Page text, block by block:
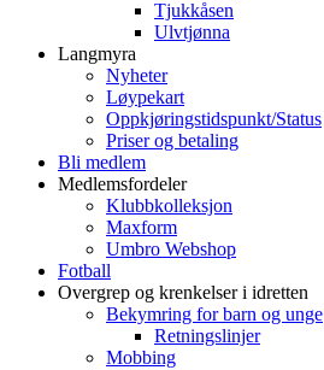
Tjukkåsen
Ulvtjønna
Langmyra
Nyheter
Løypekart
Oppkjøringstidspunkt/Status
Priser og betaling
Bli medlem
Medlemsfordeler
Klubbkolleksjon
Maxform
Umbro Webshop
Fotball
Overgrep og krenkelser i idretten
Bekymring for barn og unge
Retningslinjer
Mobbing